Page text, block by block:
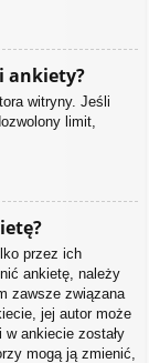
ankiety?
witryny. Jeśli
limit,
przez ich
ankietę, należy
zawsze związana
jej autor może
ankiecie zostały
mogą ją zmienić,